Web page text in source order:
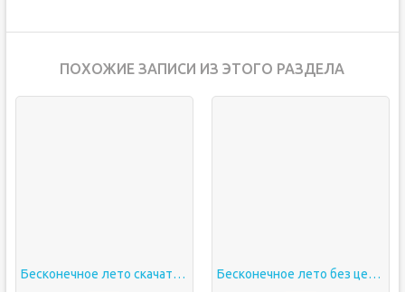
ПОХОЖИЕ ЗАПИСИ ИЗ ЭТОГО РАЗДЕЛА
Бесконечное лето скачать на андроид без цензуры Бесконечное лето без цензуры на андроид скачать